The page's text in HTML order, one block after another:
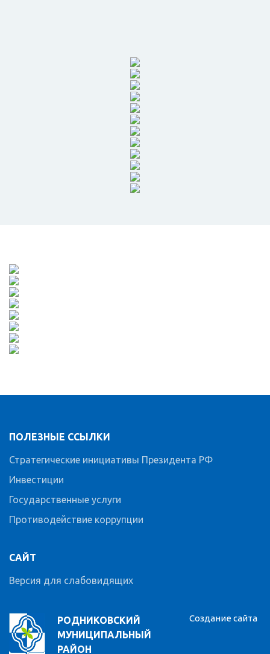
РОДНИКОВСКИЙ
МУНИЦИПАЛЬНЫЙ
РАЙОН
ПОЛЕЗНЫЕ ССЫЛКИ
Стратегические инициативы Президента РФ
Инвестиции
Государственные услуги
Противодействие коррупции
САЙТ
Версия для слабовидящих
Создание сайта